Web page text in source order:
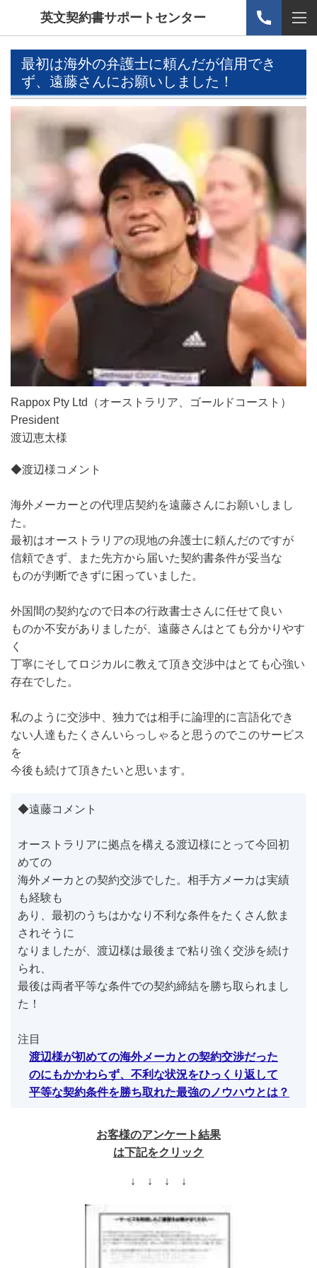
英文契約書サポートセンター
最初は海外の弁護士に頼んだが信用でき
ず、遠藤さんにお願いしました！
Rappox Pty Ltd（オーストラリア、ゴールドコースト）
President
渡辺恵太様
◆渡辺様コメント
海外メーカーとの代理店契約を遠藤さんにお願いしまし
た。
最初はオーストラリアの現地の弁護士に頼んだのですが
信頼できず、また先方から届いた契約書条件が妥当な
ものが判断できずに困っていました。
外国間の契約なので日本の行政書士さんに任せて良い
ものか不安がありましたが、遠藤さんはとても分かりやす
く
丁寧にそしてロジカルに教えて頂き交渉中はとても心強い
存在でした。
私のように交渉中、独力では相手に論理的に言語化でき
ない人達もたくさんいらっしゃると思うのでこのサービス
を
今後も続けて頂きたいと思います。
◆遠藤コメント
オーストラリアに拠点を構える渡辺様にとって今回初
めての
海外メーカとの契約交渉でした。相手方メーカは実績
も経験も
あり、最初のうちはかなり不利な条件をたくさん飲ま
されそうに
なりましたが、渡辺様は最後まで粘り強く交渉を続け
られ、
最後は両者平等な条件での契約締結を勝ち取られまし
た！
注目
渡辺様が初めての海外メーカとの契約交渉だった
のにもかかわらず、不利な状況をひっくり返して
平等な契約条件を勝ち取れた最強のノウハウとは？
お客様のアンケート結果
は下記をクリック
↓ ↓ ↓ ↓